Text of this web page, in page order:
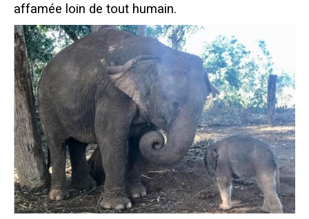
affamée loin de tout humain.